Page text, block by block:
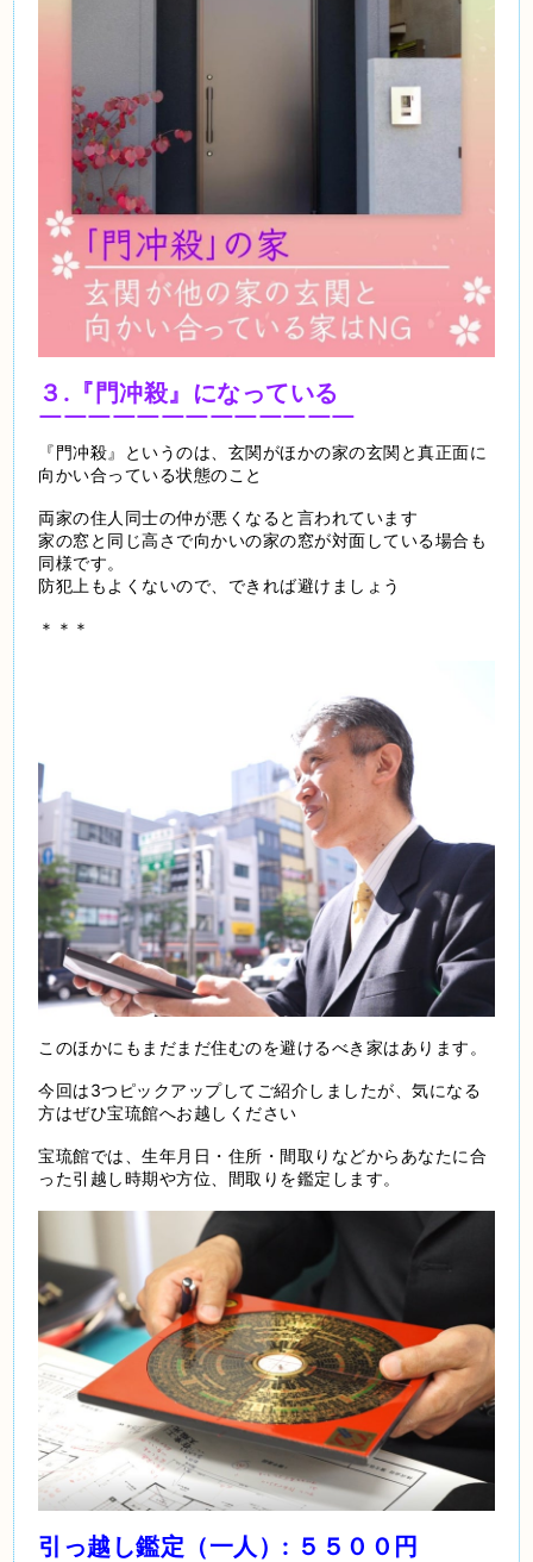
３.『門冲殺』になっている
￣￣￣￣￣￣￣￣￣￣￣￣￣
『門冲殺』というのは、玄関がほかの家の玄関と真正面に
向かい合っている状態のこと
両家の住人同士の仲が悪くなると言われています
家の窓と同じ高さで向かいの家の窓が対面している場合も
同様です。
防犯上もよくないので、できれば避けましょう
＊＊＊
このほかにもまだまだ住むのを避けるべき家はあります。
今回は3つピックアップしてご紹介しましたが、気になる
方はぜひ宝琉館へお越しください
宝琉館では、生年月日・住所・間取りなどからあなたに合
った引越し時期や方位、間取りを鑑定します。
引っ越し鑑定（一人）: ５５００円